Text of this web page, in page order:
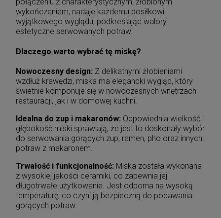
wykończeniem, nadaje każdemu posiłkowi
wyjątkowego wyglądu, podkreślając walory
estetyczne serwowanych potraw.
Dlaczego warto wybrać tę miskę?
Nowoczesny design: Z delikatnymi żłobieniami
wzdłuż krawędzi, miska ma elegancki wygląd, który
świetnie komponuje się w nowoczesnych wnętrzach
restauracji, jak i w domowej kuchni.
Idealna do zup i makaronów: Odpowiednia wielkość i
głębokość miski sprawiają, że jest to doskonały wybór
do serwowania gorących zup, ramen, pho oraz innych
potraw z makaronem.
Trwałość i funkcjonalność: Miska została wykonana
z wysokiej jakości ceramiki, co zapewnia jej
długotrwałe użytkowanie. Jest odporna na wysoką
temperaturę, co czyni ją bezpieczną do podawania
gorących potraw.